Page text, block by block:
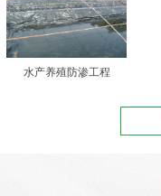
水产养殖防渗工程